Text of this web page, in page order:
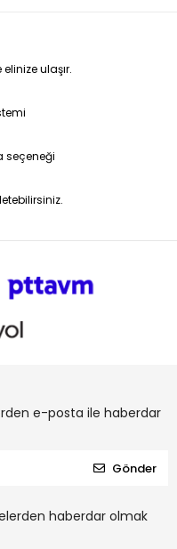
ulaşır.
seçeneği
e-posta ile haberdar
Gönder
haberdar olmak